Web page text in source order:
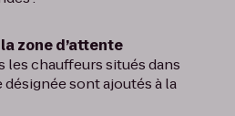
zone d’attente
les chauffeurs situés dans
sont ajoutés à la